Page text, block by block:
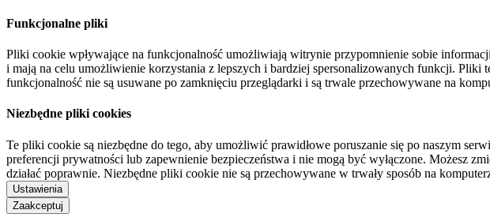
Funkcjonalne pliki
Pliki cookie wpływające na funkcjonalność umożliwiają witrynie przypomnienie sobie
i mają na celu umożliwienie korzystania z lepszych i bardziej spersonalizowanych funkcji.
funkcjonalność nie są usuwane po zamknięciu przeglądarki i są trwale przechowywane na
Niezbędne pliki cookies
Te pliki cookie są niezbędne do tego, aby umożliwić prawidłowe poruszanie się po naszym
preferencji prywatności lub zapewnienie bezpieczeństwa i nie mogą być wyłączone. Możesz
działać poprawnie. Niezbędne pliki cookie nie są przechowywane w trwały sposób na
Ustawienia
Zaakceptuj